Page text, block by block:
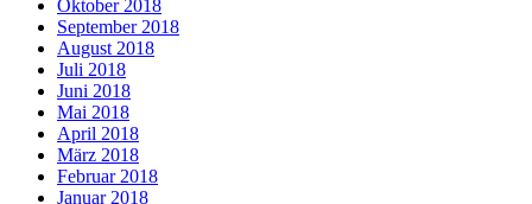
Oktober 2018
September 2018
August 2018
Juli 2018
Juni 2018
Mai 2018
April 2018
März 2018
Februar 2018
Januar 2018